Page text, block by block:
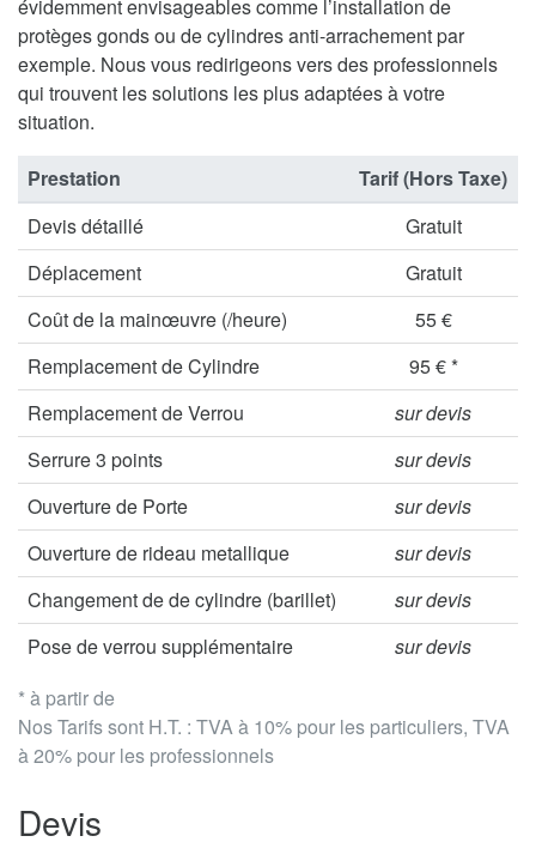
évidemment envisageables comme l’installation de
protèges gonds ou de cylindres anti-arrachement par
exemple. Nous vous redirigeons vers des professionnels
qui trouvent les solutions les plus adaptées à votre
situation.
* à partir de
Nos Tarifs sont H.T. : TVA à 10% pour les particuliers, TVA
à 20% pour les professionnels
Prestation
Tarif (Hors Taxe)
Devis détaillé
Gratuit
Déplacement
Gratuit
Coût de la mainœuvre (/heure)
55 €
Remplacement de Cylindre
95 € *
Remplacement de Verrou
sur devis
Serrure 3 points
sur devis
Ouverture de Porte
sur devis
Ouverture de rideau metallique
sur devis
Changement de de cylindre (barillet)
sur devis
Pose de verrou supplémentaire
sur devis
Devis